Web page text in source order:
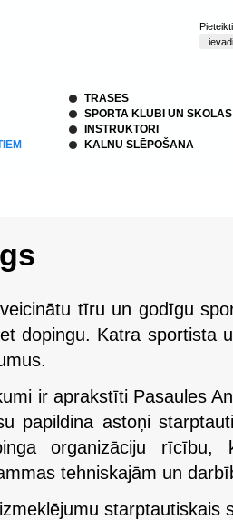
TRASES
SPORTA KLUBI UN SKOLAS
INSTRUKTORI
KALNU SLĒPOŠANA
tīru un godīgu
dopingu. Katra sportista
ir aprakstīti Pasaules
papildina astoņi
organizāciju
tehniskajām un
starptautiskais